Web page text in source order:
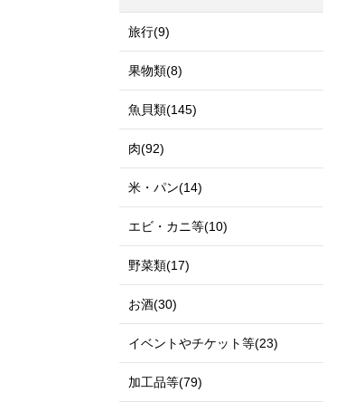
旅行(9)
果物類(8)
魚貝類(145)
肉(92)
米・パン(14)
エビ・カニ等(10)
野菜類(17)
お酒(30)
イベントやチケット等(23)
加工品等(79)